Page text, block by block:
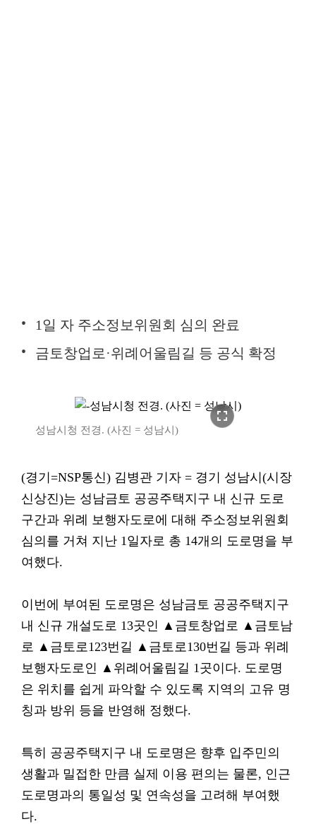
1일 자 주소정보위원회 심의 완료
금토창업로·위례어울림길 등 공식 확정
fullscreen
성남시청 전경. (사진 = 성남시)
(경기=NSP통신) 김병관 기자 = 경기 성남시(시장
신상진)는 성남금토 공공주택지구 내 신규 도로
구간과 위례 보행자도로에 대해 주소정보위원회
심의를 거쳐 지난 1일자로 총 14개의 도로명을 부
여했다.
이번에 부여된 도로명은 성남금토 공공주택지구
내 신규 개설도로 13곳인 ▲금토창업로 ▲금토남
로 ▲금토로123번길 ▲금토로130번길 등과 위례
보행자도로인 ▲위례어울림길 1곳이다. 도로명
은 위치를 쉽게 파악할 수 있도록 지역의 고유 명
칭과 방위 등을 반영해 정했다.
특히 공공주택지구 내 도로명은 향후 입주민의
생활과 밀접한 만큼 실제 이용 편의는 물론, 인근
도로명과의 통일성 및 연속성을 고려해 부여했
다.